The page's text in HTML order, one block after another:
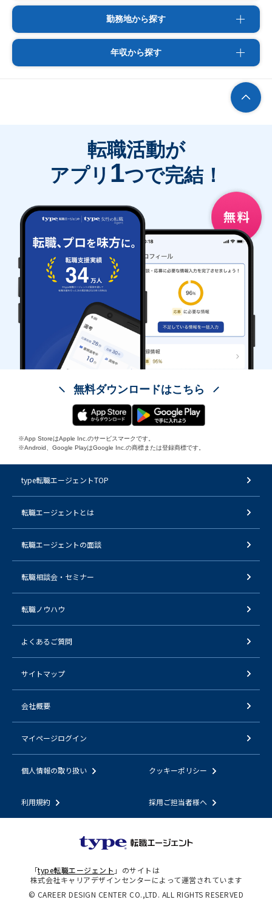
勤務地から探す
年収から探す
転職活動が
アプリ 1つで完結！
無料ダウンロードはこちら
※App StoreはApple Inc.のサービスマークです。
※Android、Google PlayはGoogle Inc.の商標または登録商標です。
type転職エージェントTOP
転職エージェントとは
転職エージェントの面談
転職相談会・セミナー
転職ノウハウ
よくあるご質問
サイトマップ
会社概要
マイページログイン
個人情報の取り扱い クッキーポリシー
利用規約 採用ご担当者様へ
「type転職エージェント 」のサイトは
株式会社キャリアデザインセンターによって運営されています
© CAREER DESIGN CENTER CO.,LTD. ALL RIGHTS RESERVED